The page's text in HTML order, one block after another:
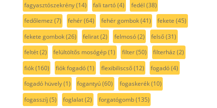
fagyasztószekrény(14) fali tartó(4) fedél (38)
fedőlemez (7) fehér(64) fehér gombok(41) fekete (45)
fekete gombok(26) felirat(2) felmosó(2) felső(31)
feltét(2) felültöltős mosógép(1) filter(50) filterház (2)
fiók(160) fiók fogadó(1) flexibiliscső(12) fogadó(4)
fogadó hüvely(1) fogantyú(60) fogaskerék(10)
fogasszíj (5) foglalat(2) forgatógomb(135)